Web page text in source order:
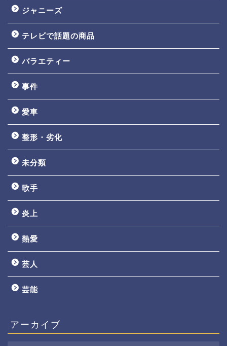
ジャニーズ
テレビで話題の商品
バラエティー
事件
愛車
整形・劣化
未分類
歌手
炎上
熱愛
芸人
芸能
アーカイブ